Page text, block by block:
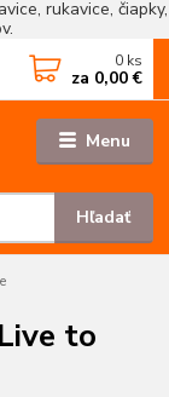
rukavice, čiapky,
Menu
Hľadať
0 ks
za 0,00 €
to